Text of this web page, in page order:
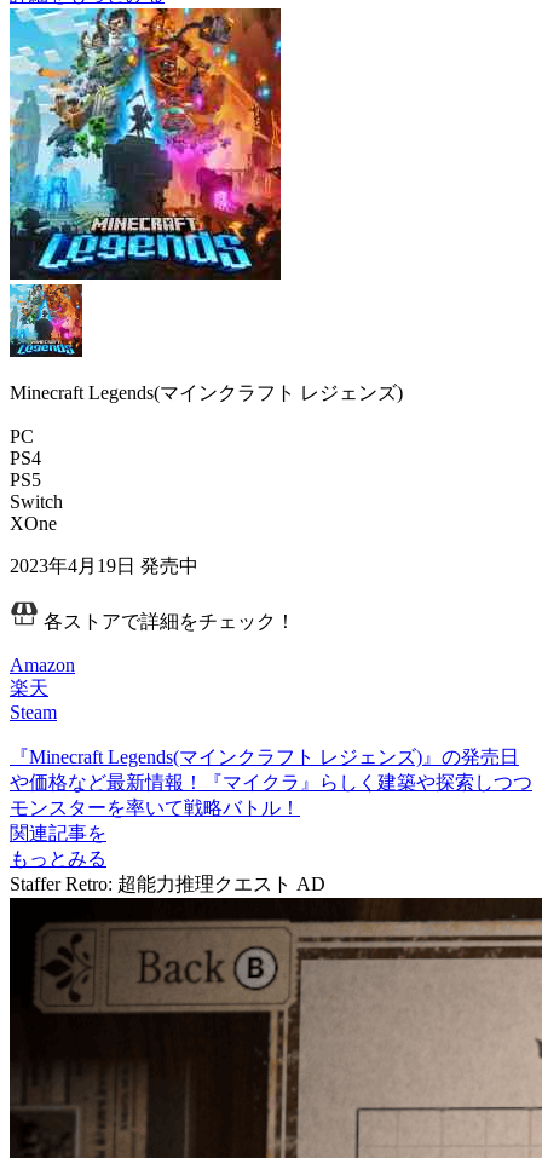
Minecraft Legends(マインクラフト レジェンズ)
PC
PS4
PS5
Switch
XOne
2023年4月19日 発売中
各ストアで詳細をチェック！
Amazon
楽天
Steam
『Minecraft Legends(マインクラフト レジェンズ)』の発売日
や価格など最新情報！『マイクラ』らしく建築や探索しつつ
モンスターを率いて戦略バトル！
関連記事を
もっとみる
Staffer Retro: 超能力推理クエスト AD